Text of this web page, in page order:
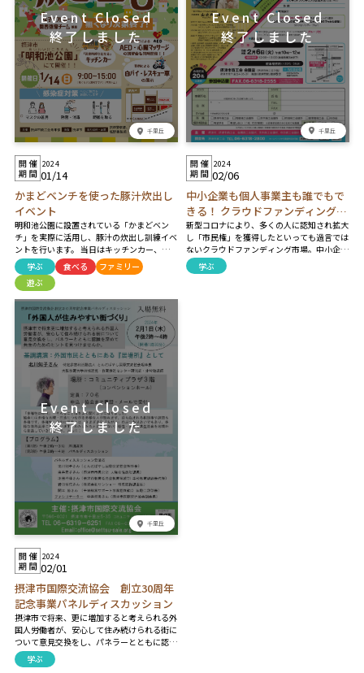
千里丘
2024
01/14
かまどベンチを使った豚汁炊出し
イベント
明和池公園に設置されている「かまどベン
チ」を実際に活用し、豚汁の炊出し訓練イベ
ントを行います。 当日はキッチンカー、摂津
市消防本部によるAED・心臓マッサージ講
習、摂津警察による白バイ・レスキュー車の
展示やシオノギレインボーストークス兵庫の
選手による交流イベントを予定！ ※雨天の
場合は中止します※ ※豚汁は用意数がすべ
て提供次第終了とさせて頂きます※
学ぶ 食べる
ファミリー
遊ぶ
千里丘
2024
02/06
中小企業も個人事業主も誰でもで
きる！ クラウドファンディングに
チャレンジ！ 「クラウドファンデ
ィング活用セミナー」
新型コロナにより、多くの人に認知され拡大
し「市民権」を獲得したといっても過言では
ないクラウドファンディング市場。中小企業
や個人事業主で「自分もクラウドファンディ
ングにチャレンジしてみたい！」という方は
学ぶ
千里丘
2024
02/01
摂津市国際交流協会 創立30周年
記念事業パネルディスカッション
摂津市で将来、更に増加すると考えられる外
国人労働者が、安心して住み続けられる街に
ついて意見交換をし、パネラーとともに認識
を深めて共生のためのヒントを見つけません
か。 【プログラム】 〈第一部〉午後2時～午
学ぶ